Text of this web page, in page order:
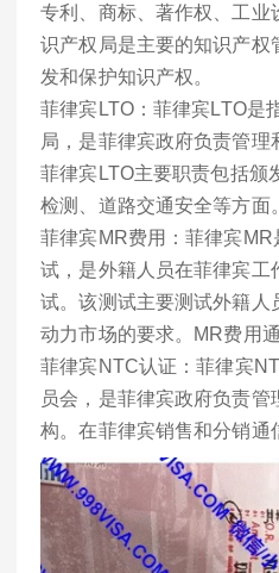
专利、商标、著作权、工业
识产权局是主要的知识产权
发和保护知识产权。
菲律宾LTO：菲律宾LTO是
局，是菲律宾政府负责管理
菲律宾LTO主要职责包括颁
检测、道路交通安全等方面。
菲律宾MR费用：菲律宾MR
试，是外籍人员在菲律宾工
试。该测试主要测试外籍人
动力市场的要求。MR费用
菲律宾NTC认证：菲律宾
员会，是菲律宾政府负责
构。在菲律宾销售和分销通